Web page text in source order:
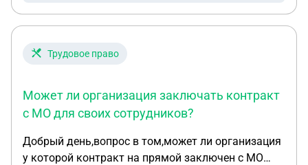
Трудовое право
Может ли организация заключать контракт
с МО для своих сотрудников?
Добрый день,вопрос в том,может ли организация
у которой контракт на прямой заключен с МО